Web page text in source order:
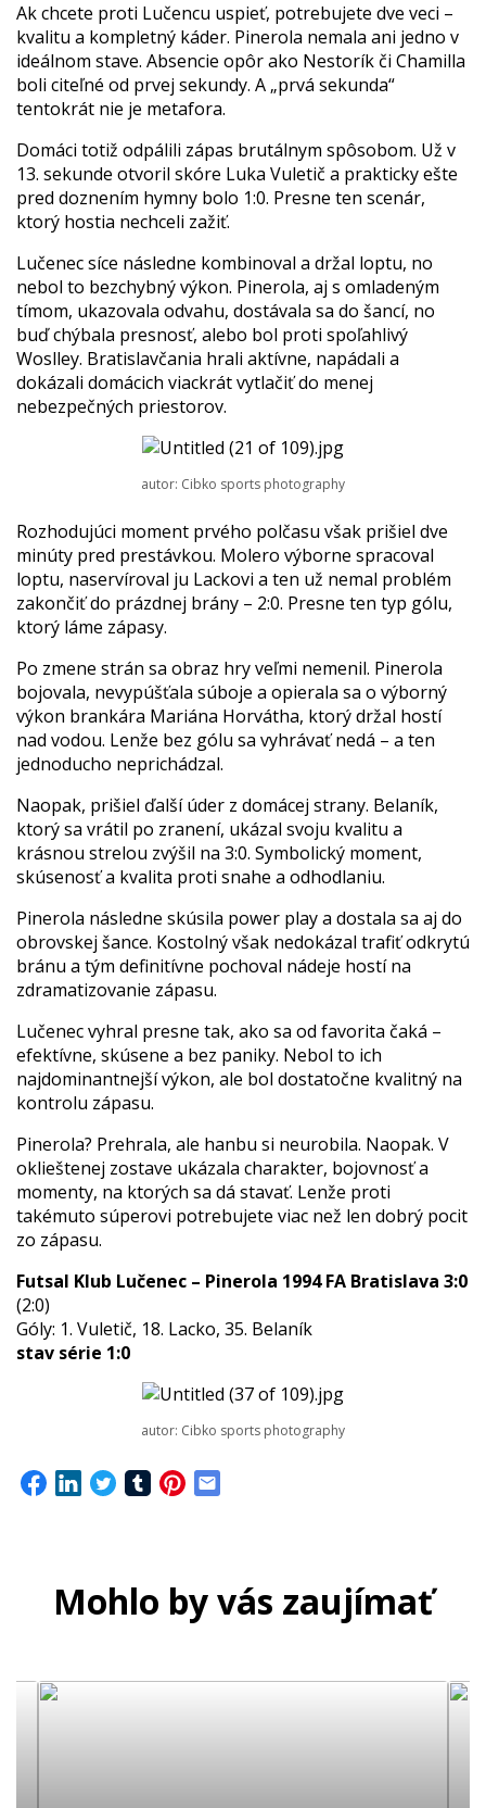
Ak chcete proti Lučencu uspieť, potrebujete dve veci –
kvalitu a kompletný káder. Pinerola nemala ani jedno v
ideálnom stave. Absencie opôr ako Nestorík či Chamilla
boli citeľné od prvej sekundy. A „prvá sekunda“
tentokrát nie je metafora.
Domáci totiž odpálili zápas brutálnym spôsobom. Už v
13. sekunde otvoril skóre Luka Vuletič a prakticky ešte
pred doznením hymny bolo 1:0. Presne ten scenár,
ktorý hostia nechceli zažiť.
Lučenec síce následne kombinoval a držal loptu, no
nebol to bezchybný výkon. Pinerola, aj s omladeným
tímom, ukazovala odvahu, dostávala sa do šancí, no
buď chýbala presnosť, alebo bol proti spoľahlivý
Woslley. Bratislavčania hrali aktívne, napádali a
dokázali domácich viackrát vytlačiť do menej
nebezpečných priestorov.
autor: Cibko sports photography
Rozhodujúci moment prvého polčasu však prišiel dve
minúty pred prestávkou. Molero výborne spracoval
loptu, naservíroval ju Lackovi a ten už nemal problém
zakončiť do prázdnej brány – 2:0. Presne ten typ gólu,
ktorý láme zápasy.
Po zmene strán sa obraz hry veľmi nemenil. Pinerola
bojovala, nevypúšťala súboje a opierala sa o výborný
výkon brankára Mariána Horvátha, ktorý držal hostí
nad vodou. Lenže bez gólu sa vyhrávať nedá – a ten
jednoducho neprichádzal.
Naopak, prišiel ďalší úder z domácej strany. Belaník,
ktorý sa vrátil po zranení, ukázal svoju kvalitu a
krásnou strelou zvýšil na 3:0. Symbolický moment,
skúsenosť a kvalita proti snahe a odhodlaniu.
Pinerola následne skúsila power play a dostala sa aj do
obrovskej šance. Kostolný však nedokázal trafiť odkrytú
bránu a tým definitívne pochoval nádeje hostí na
zdramatizovanie zápasu.
Lučenec vyhral presne tak, ako sa od favorita čaká –
efektívne, skúsene a bez paniky. Nebol to ich
najdominantnejší výkon, ale bol dostatočne kvalitný na
kontrolu zápasu.
Pinerola? Prehrala, ale hanbu si neurobila. Naopak. V
oklieštenej zostave ukázala charakter, bojovnosť a
momenty, na ktorých sa dá stavať. Lenže proti
takémuto súperovi potrebujete viac než len dobrý pocit
zo zápasu.
Futsal Klub Lučenec – Pinerola 1994 FA Bratislava 3:0
(2:0)
Góly: 1. Vuletič, 18. Lacko, 35. Belaník
stav série 1:0
autor: Cibko sports photography
Mohlo by vás zaujímať